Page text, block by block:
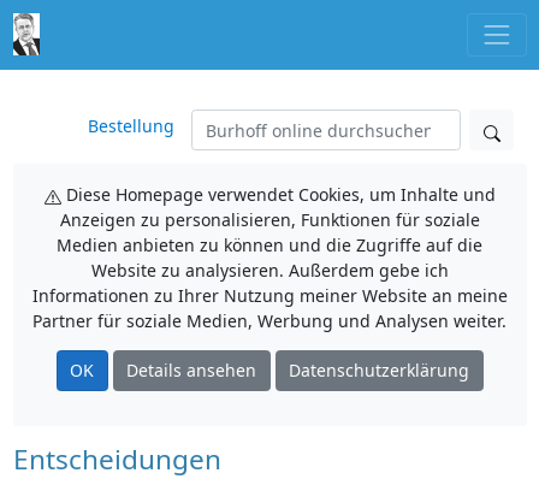
Bestellung
Diese Homepage verwendet Cookies, um Inhalte und
Anzeigen zu personalisieren, Funktionen für soziale
Medien anbieten zu können und die Zugriffe auf die
Website zu analysieren. Außerdem gebe ich
Informationen zu Ihrer Nutzung meiner Website an meine
Partner für soziale Medien, Werbung und Analysen weiter.
OK Details ansehen Datenschutzerklärung
Entscheidungen